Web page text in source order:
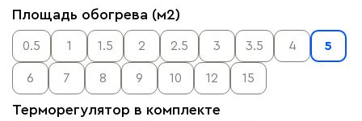
Площадь обогрева (м2)
0.5 1 1.5 2 2.5 3 3.5 4 5
6 7 8 9 10 12 15
Терморегулятор в комплекте